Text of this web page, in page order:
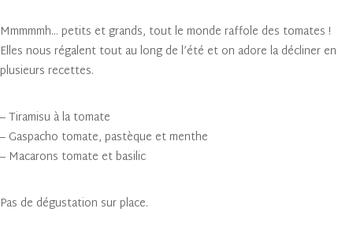
Mmmmmh… petits et grands, tout le monde raffole des tomates !
Elles nous régalent tout au long de l’été et on adore la décliner en
plusieurs recettes.
– Tiramisu à la tomate
– Gaspacho tomate, pastèque et menthe
– Macarons tomate et basilic
Pas de dégustation sur place.